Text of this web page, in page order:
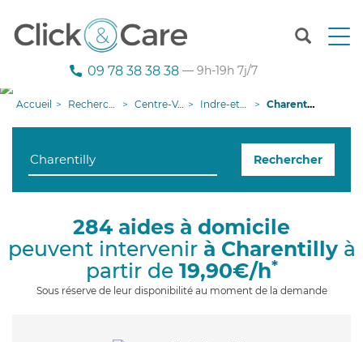
T
n
g
09 78 38 38 38 — 9h-19h 7j/7
Accueil Recherche aide à domicile Centre-Val de Loire Indre-et-Loire Charentilly
Rechercher
284 aides à domicile
peuvent intervenir à Charentillyà
partir de 19,90€/h*
Sous réserve de leur disponibilité au moment de la demande